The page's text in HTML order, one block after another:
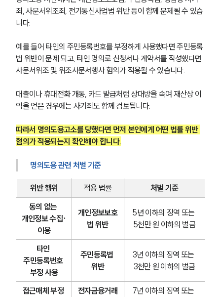
죄, 사문서위조죄, 전기통신사업법 위반 등이 함께 문제될 수 있습
니다.
예를 들어 타인의 주민등록번호를 부정하게 사용했다면 주민등록
법 위반이 문제 되고, 타인 명의로 신청서나 계약서를 작성했다면
사문서위조 및 위조사문서행사 혐의가 적용될 수 있습니다.
대출이나 휴대전화 개통, 카드 발급처럼 상대방을 속여 재산상 이
익을 얻은 경우에는 사기죄도 함께 검토됩니다.
따라서 명의도용고소를 당했다면 먼저 본인에게 어떤 법률 위반
혐의가 적용되는지 확인해야 합니다.
명의도용 관련 처벌 기준
위반 행위 적용 법률
처벌 기준
동의 없는
개인정보 수집·
이용
개인정보보호
법 위반
5년 이하의 징역 또는
5천만 원 이하의 벌금
타인
주민등록번호
부정 사용
주민등록법
위반
3년 이하의 징역 또는
3천만 원 이하의 벌금
접근매체 부정
전자금융거래
7년 이하의 징역 또는